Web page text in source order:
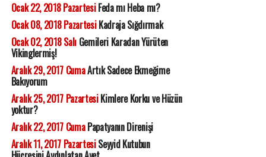
Ocak 22, 2018 PazartesiFeda mı Heba mı?
Ocak 08, 2018 PazartesiKadraja Sığdırmak
Ocak 02, 2018 SalıGemileri Karadan Yürüten
Vikinglermiş!
Aralık 29, 2017 CumaArtık Sadece Ekmeğime
Bakıyorum
Aralık 25, 2017 PazartesiKimlere Korku ve Hüzün
yoktur?
Aralık 22, 2017 CumaPapatyanın Direnişi
Aralık 11, 2017 PazartesiSeyyid Kutubun